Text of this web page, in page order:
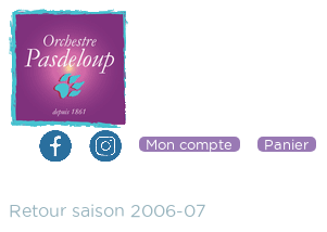
Mon compte Panier
Retour saison 2006-07